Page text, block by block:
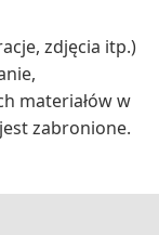
zdjęcia itp.)
materiałów w
zabronione.